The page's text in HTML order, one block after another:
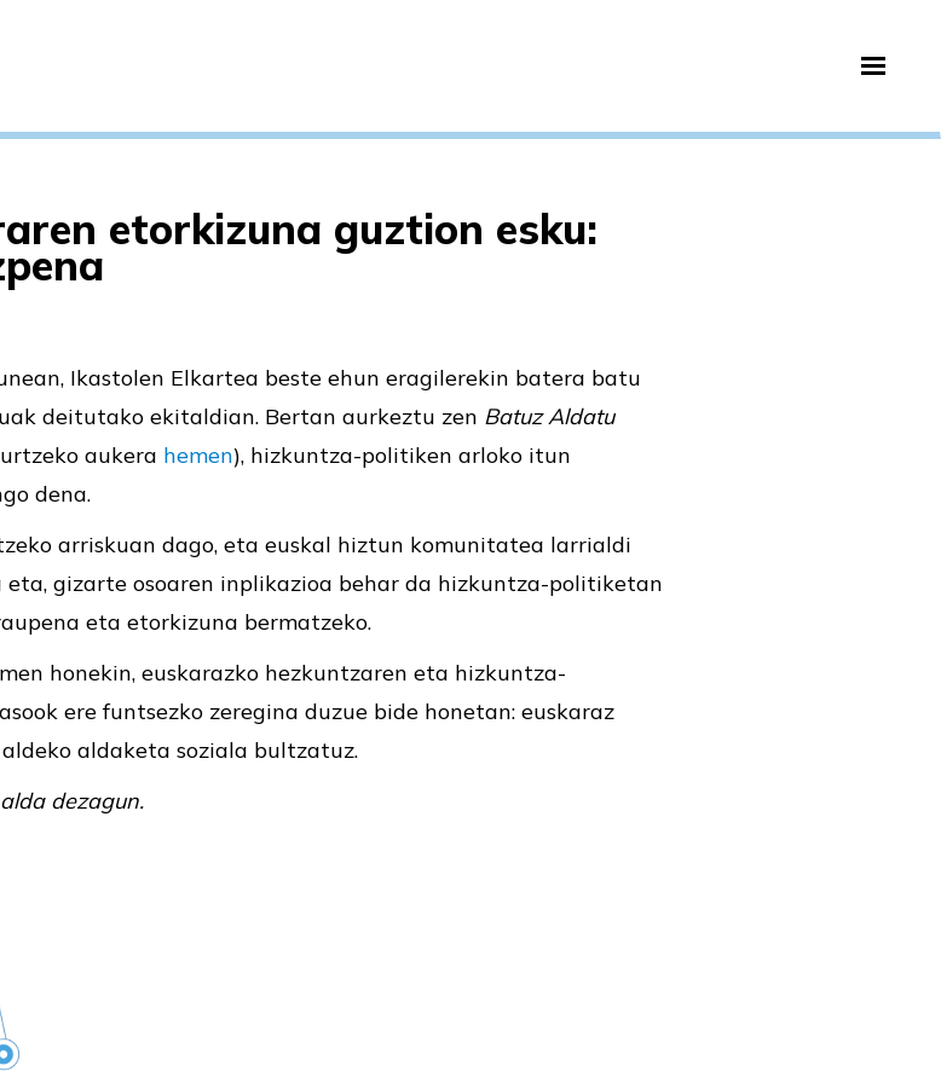
etorkizuna guztion esku:
Ikastolen Elkartea beste ehun eragilerekin batera batu
deitutako ekitaldian. Bertan aurkeztu zen Batuz Aldatu
aukera hemen), hizkuntza-politiken arloko itun
dena.
arriskuan dago, eta euskal hiztun komunitatea larrialdi
gizarte osoaren inplikazioa behar da hizkuntza-politiketan
eta etorkizuna bermatzeko.
honekin, euskarazko hezkuntzaren eta hizkuntza-
ere funtsezko zeregina duzue bide honetan: euskaraz
aldaketa soziala bultzatuz.
dezagun.